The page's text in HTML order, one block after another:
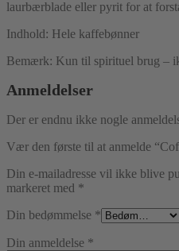
laurbærblade eller pyrit for at
Indhold: Hele kaffebønner
Bemærk: Kun til spirituel brug –
Anmeldelser
Der er endnu ikke nogle
Vær den første til at anmelde
Din e-mailadresse vil ikke blive
markeret med *
Din bedømmelse *
Din anmeldelse *